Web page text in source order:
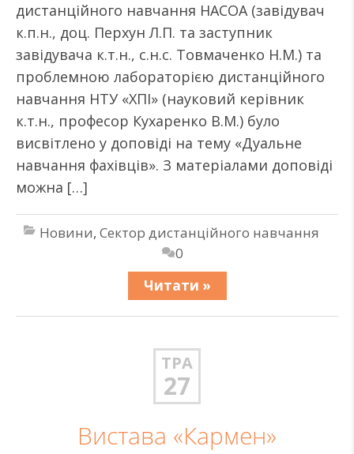
дистанційного навчання НАСОА (завідувач
к.п.н., доц. Перхун Л.П. та заступник
завідувача к.т.н., с.н.с. Товмаченко Н.М.) та
проблемною лабораторією дистанційного
навчання НТУ «ХПІ» (науковий керівник
к.т.н., професор Кухаренко В.М.) було
висвітлено у доповіді на тему «Дуальне
навчання фахівців». З матеріалами доповіді
можна […]
Новини, Сектор дистанційного навчання
0
Читати »
ТРА
27
Вистава «Кармен»